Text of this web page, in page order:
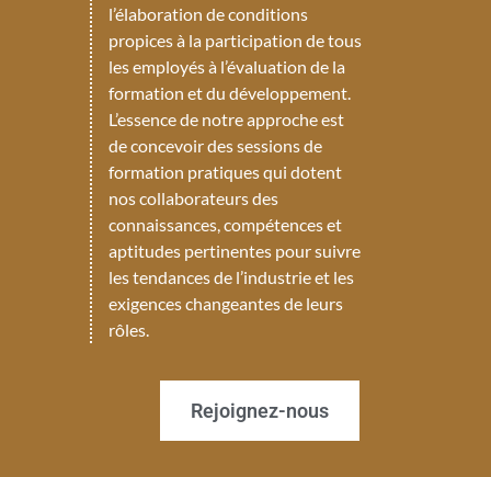
l’élaboration de conditions
propices à la participation de tous
les employés à l’évaluation de la
formation et du développement.
L’essence de notre approche est
de concevoir des sessions de
formation pratiques qui dotent
nos collaborateurs des
connaissances, compétences et
aptitudes pertinentes pour suivre
les tendances de l’industrie et les
exigences changeantes de leurs
rôles.
Rejoignez-nous